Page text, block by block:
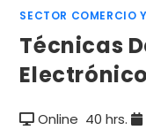
SECTOR COMERCIO
Técnicas
Electrónico
Online 40 hrs.